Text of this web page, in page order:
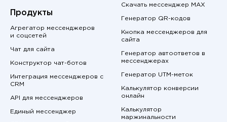
Продукты
Агрегатор мессенджеров
и соцсетей
Чат для сайта
Конструктор чат-ботов
Интеграция мессенджеров с
CRM
API для мессенджеров
Единый мессенджер
Скачать мессенджер MAX
Генератор QR-кодов
Кнопка мессенджеров для
сайта
Генератор автоответов в
мессенджерах
Генератор UTM-меток
Калькулятор конверсии
онлайн
Калькулятор
маржинальности